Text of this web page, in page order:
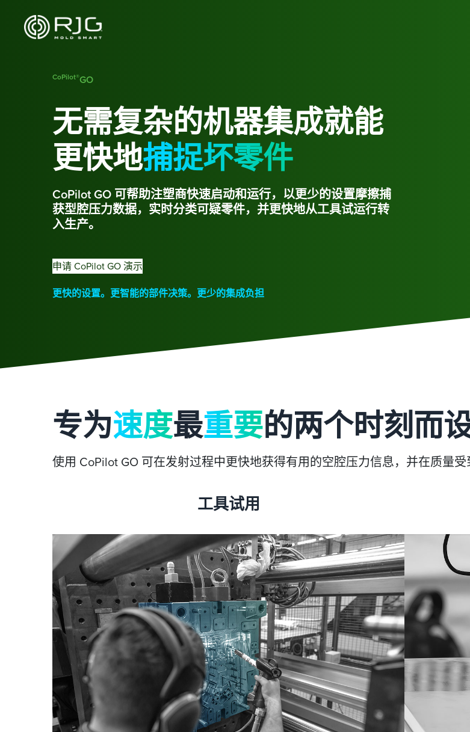
CoPilot®GO
无需复杂的机器集成就能
更快地捕捉坏零件
CoPilot GO 可帮助注塑商快速启动和运行，以更少的设置摩擦捕
获型腔压力数据，实时分类可疑零件，并更快地从工具试运行转
入生产。
申请 CoPilot GO 演示
更快的设置。更智能的部件决策。更少的集成负担
专为速度最重要的两个时刻而
使用 CoPilot GO 可在发射过程中更快地获得有用的空腔压力信息，并在质量受
工具试用